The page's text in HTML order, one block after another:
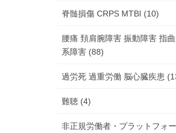
脊髄損傷 CRPS MTBI (10)
腰痛 頚肩腕障害 振動障害 指
系障害 (88)
過労死 過重労働 脳心臓疾患
難聴 (4)
非正規労働者・プラットフォ